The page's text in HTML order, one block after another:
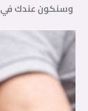
وسنكون عندك في